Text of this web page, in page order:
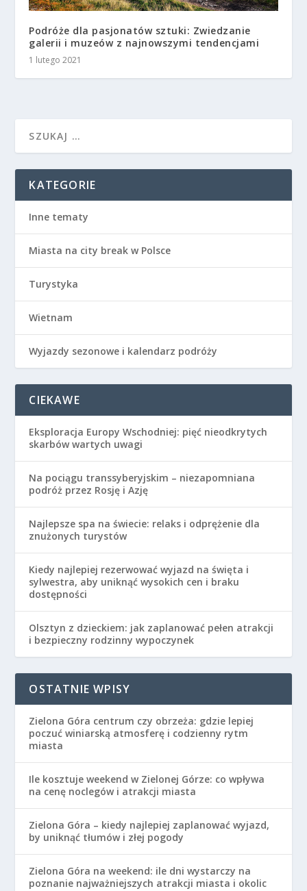
Podróże dla pasjonatów sztuki: Zwiedzanie
galerii i muzeów z najnowszymi tendencjami
1 lutego 2021
KATEGORIE
Inne tematy
Miasta na city break w Polsce
Turystyka
Wietnam
Wyjazdy sezonowe i kalendarz podróży
CIEKAWE
Eksploracja Europy Wschodniej: pięć nieodkrytych
skarbów wartych uwagi
Na pociągu transsyberyjskim – niezapomniana
podróż przez Rosję i Azję
Najlepsze spa na świecie: relaks i odprężenie dla
znużonych turystów
Kiedy najlepiej rezerwować wyjazd na święta i
sylwestra, aby uniknąć wysokich cen i braku
dostępności
Olsztyn z dzieckiem: jak zaplanować pełen atrakcji
i bezpieczny rodzinny wypoczynek
OSTATNIE WPISY
Zielona Góra centrum czy obrzeża: gdzie lepiej
poczuć winiarską atmosferę i codzienny rytm
miasta
Ile kosztuje weekend w Zielonej Górze: co wpływa
na cenę noclegów i atrakcji miasta
Zielona Góra – kiedy najlepiej zaplanować wyjazd,
by uniknąć tłumów i złej pogody
Zielona Góra na weekend: ile dni wystarczy na
poznanie najważniejszych atrakcji miasta i okolic